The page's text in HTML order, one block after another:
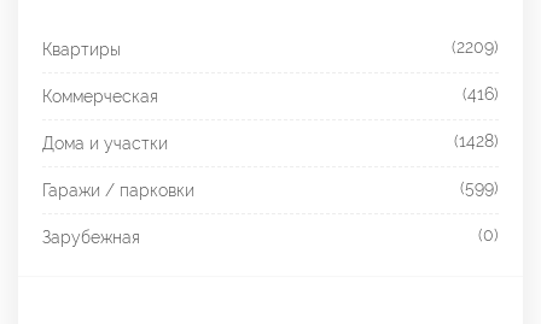
Квартиры (2209)
Коммерческая (416)
Дома и участки (1428)
Гаражи / парковки (599)
Зарубежная (0)